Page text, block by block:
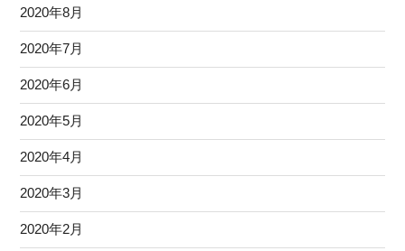
2020年8月
2020年7月
2020年6月
2020年5月
2020年4月
2020年3月
2020年2月